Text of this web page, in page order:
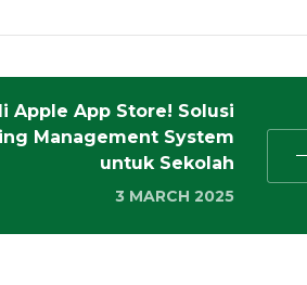
Apple App Store! Solusi
Management System
untuk Sekolah
3 MARCH 2025